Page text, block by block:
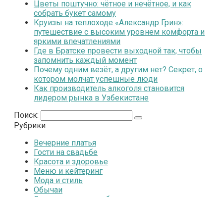
Цветы поштучно: чётное и нечётное, и как
собрать букет самому
Круизы на теплоходе «Александр Грин»:
путешествие с высоким уровнем комфорта и
яркими впечатлениями
Где в Братске провести выходной так, чтобы
запомнить каждый момент
Почему одним везёт, а другим нет? Секрет, о
котором молчат успешные люди
Как производитель алкоголя становится
лидером рынка в Узбекистане
Поиск:
Рубрики
Вечерние платья
Гости на свадьбе
Красота и здоровье
Меню и кейтеринг
Мода и стиль
Обычаи